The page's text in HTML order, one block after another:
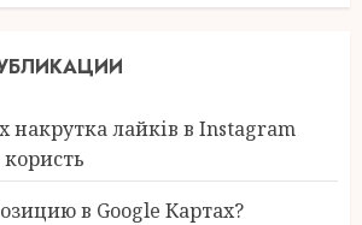
накрутка лайків в Instagram
в Google Картах?